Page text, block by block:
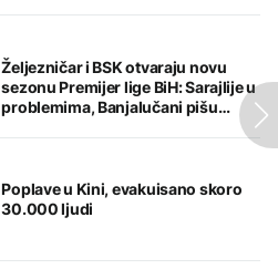
Željezničar i BSK otvaraju novu
sezonu Premijer lige BiH: Sarajlije u
problemima, Banjalučani pišu
Poplave u Kini, evakuisano skoro
30.000 ljudi